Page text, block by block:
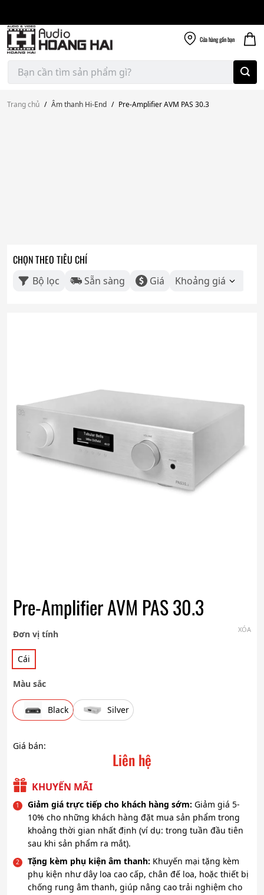
content
Cửa hànggần bạn
Tìm
kiếm:
Trang chủ / Âm thanh Hi-End / Pre-Amplifier AVM PAS 30.3
CHỌN THEO TIÊU CHÍ
Bộ lọc Sẵn sàng Giá Khoảng giá
Pre-Amplifier AVM PAS 30.3
Đơn vị tính
Cái
Màu sắc
Black Silver
XÓA
Giá bán:
Liên hệ
KHUYẾN MÃI
Giảm giá trực tiếp cho khách hàng sớm: Giảm giá 5-
10% cho những khách hàng đặt mua sản phẩm trong
khoảng thời gian nhất định (ví dụ: trong tuần đầu tiên
sau khi sản phẩm ra mắt).
Tặng kèm phụ kiện âm thanh: Khuyến mại tặng kèm
phụ kiện như dây loa cao cấp, chân đế loa, hoặc thiết bị
chống rung âm thanh, giúp nâng cao trải nghiệm cho